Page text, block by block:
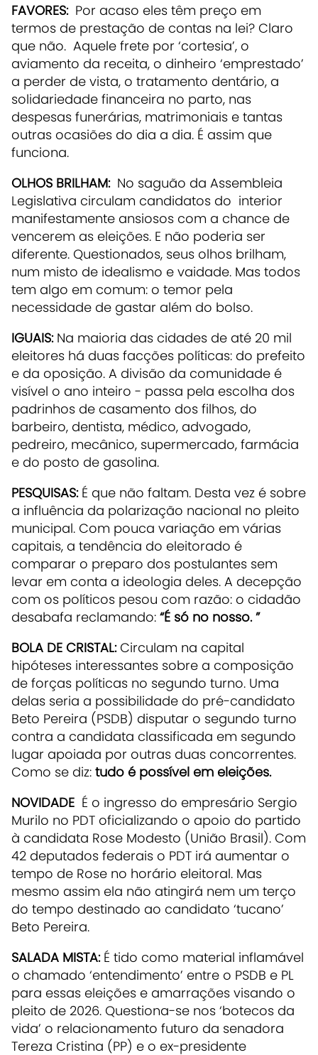
FAVORES: Por acaso eles têm preço em
termos de prestação de contas na lei? Claro
que não. Aquele frete por ‘cortesia’, o
aviamento da receita, o dinheiro ‘emprestado’
a perder de vista, o tratamento dentário, a
solidariedade financeira no parto, nas
despesas funerárias, matrimoniais e tantas
outras ocasiões do dia a dia. É assim que
funciona.
OLHOS BRILHAM: No saguão da Assembleia
Legislativa circulam candidatos do interior
manifestamente ansiosos com a chance de
vencerem as eleições. E não poderia ser
diferente. Questionados, seus olhos brilham,
num misto de idealismo e vaidade. Mas todos
tem algo em comum: o temor pela
necessidade de gastar além do bolso.
IGUAIS:Na maioria das cidades de até 20 mil
eleitores há duas facções políticas: do prefeito
e da oposição. A divisão da comunidade é
visível o ano inteiro - passa pela escolha dos
padrinhos de casamento dos filhos, do
barbeiro, dentista, médico, advogado,
pedreiro, mecânico, supermercado, farmácia
e do posto de gasolina.
PESQUISAS: É que não faltam. Desta vez é sobre
a influência da polarização nacional no pleito
municipal. Com pouca variação em várias
capitais, a tendência do eleitorado é
comparar o preparo dos postulantes sem
levar em conta a ideologia deles. A decepção
com os políticos pesou com razão: o cidadão
desabafa reclamando: “É só no nosso. ”
BOLA DE CRISTAL:Circulam na capital
hipóteses interessantes sobre a composição
de forças políticas no segundo turno. Uma
delas seria a possibilidade do pré-candidato
Beto Pereira (PSDB) disputar o segundo turno
contra a candidata classificada em segundo
lugar apoiada por outras duas concorrentes.
Como se diz: tudo é possível em eleições.
NOVIDADE É o ingresso do empresário Sergio
Murilo no PDT oficializando o apoio do partido
à candidata Rose Modesto (União Brasil). Com
42 deputados federais o PDT irá aumentar o
tempo de Rose no horário eleitoral. Mas
mesmo assim ela não atingirá nem um terço
do tempo destinado ao candidato ‘tucano’
Beto Pereira.
SALADA MISTA:É tido como material inflamável
o chamado ‘entendimento’ entre o PSDB e PL
para essas eleições e amarrações visando o
pleito de 2026. Questiona-se nos ‘botecos da
vida’ o relacionamento futuro da senadora
Tereza Cristina (PP) e o ex-presidente